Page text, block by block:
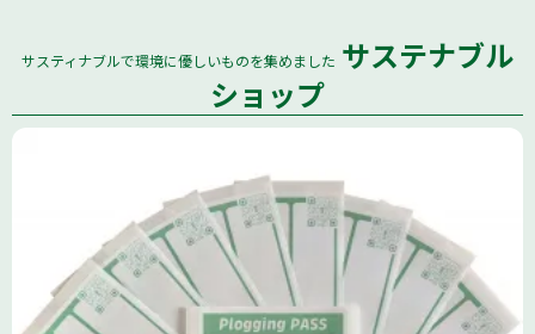
サスティナブルで環境に優しいものを集めました サステナブル
ショップ